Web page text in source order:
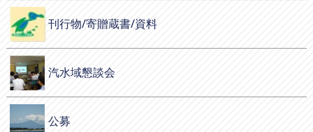
刊行物/寄贈蔵書/資料
汽水域懇談会
公募